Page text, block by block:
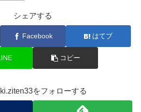
シェアする
Facebook はてブ
コピー
をフォローする